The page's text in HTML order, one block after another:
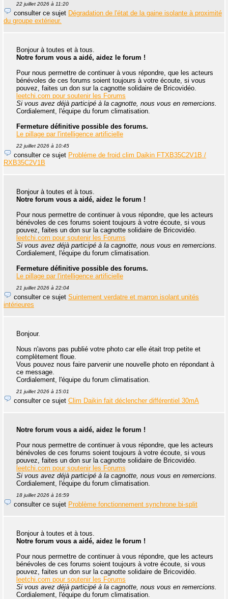
22 juillet 2026 à 11:20
consulter ce sujet Dégradation de l'état de la gaine isolante à proximité
du groupe extérieur.
Bonjour à toutes et à tous.
Notre forum vous a aidé, aidez le forum !
Pour nous permettre de continuer à vous répondre, que les acteurs
bénévoles de ces forums soient toujours à votre écoute, si vous
pouvez, faites un don sur la cagnotte solidaire de Bricovidéo.
leetchi.com pour soutenir les Forums
Si vous avez déjà participé à la cagnotte, nous vous en remercions.
Cordialement, l'équipe du forum climatisation.
Fermeture définitive possible des forums.
Le pillage par l'intelligence artificielle
22 juillet 2026 à 10:45
consulter ce sujet Probléme de froid clim Daikin FTXB35C2V1B /
RXB35C2V1B
Bonjour à toutes et à tous.
Notre forum vous a aidé, aidez le forum !
Pour nous permettre de continuer à vous répondre, que les acteurs
bénévoles de ces forums soient toujours à votre écoute, si vous
pouvez, faites un don sur la cagnotte solidaire de Bricovidéo.
leetchi.com pour soutenir les Forums
Si vous avez déjà participé à la cagnotte, nous vous en remercions.
Cordialement, l'équipe du forum climatisation.
Fermeture définitive possible des forums.
Le pillage par l'intelligence artificielle
21 juillet 2026 à 22:04
consulter ce sujet Suintement verdatre et marron isolant unités
intérieures
Bonjour.
Nous n'avons pas publié votre photo car elle était trop petite et
complètement floue.
Vous pouvez nous faire parvenir une nouvelle photo en répondant à
ce message.
Cordialement, l'équipe du forum climatisation.
21 juillet 2026 à 15:01
consulter ce sujet Clim Daikin fait déclencher différentiel 30mA
Notre forum vous a aidé, aidez le forum !
Pour nous permettre de continuer à vous répondre, que les acteurs
bénévoles de ces forums soient toujours à votre écoute, si vous
pouvez, faites un don sur la cagnotte solidaire de Bricovidéo.
leetchi.com pour soutenir les Forums
Si vous avez déjà participé à la cagnotte, nous vous en remercions.
Cordialement, l'équipe du forum climatisation.
18 juillet 2026 à 16:59
consulter ce sujet Problème fonctionnement synchrone bi-split
Bonjour à toutes et à tous.
Notre forum vous a aidé, aidez le forum !
Pour nous permettre de continuer à vous répondre, que les acteurs
bénévoles de ces forums soient toujours à votre écoute, si vous
pouvez, faites un don sur la cagnotte solidaire de Bricovidéo.
leetchi.com pour soutenir les Forums
Si vous avez déjà participé à la cagnotte, nous vous en remercions.
Cordialement, l'équipe du forum climatisation.